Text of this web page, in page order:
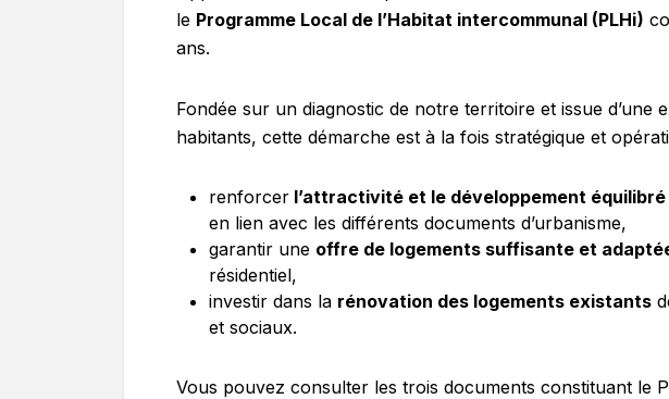
le Programme Local de l’Habitat intercommunal (PLHi)
ans.
Fondée sur un diagnostic de notre territoire et issue
habitants, cette démarche est à la fois stratégique et
renforcer l’attractivité et le développement équilibré
en lien avec les différents documents d’urbanisme,
garantir une offre de logements suffisante et
résidentiel,
investir dans la rénovation des logements existants
et sociaux.
Vous pouvez consulter les trois documents constituant le